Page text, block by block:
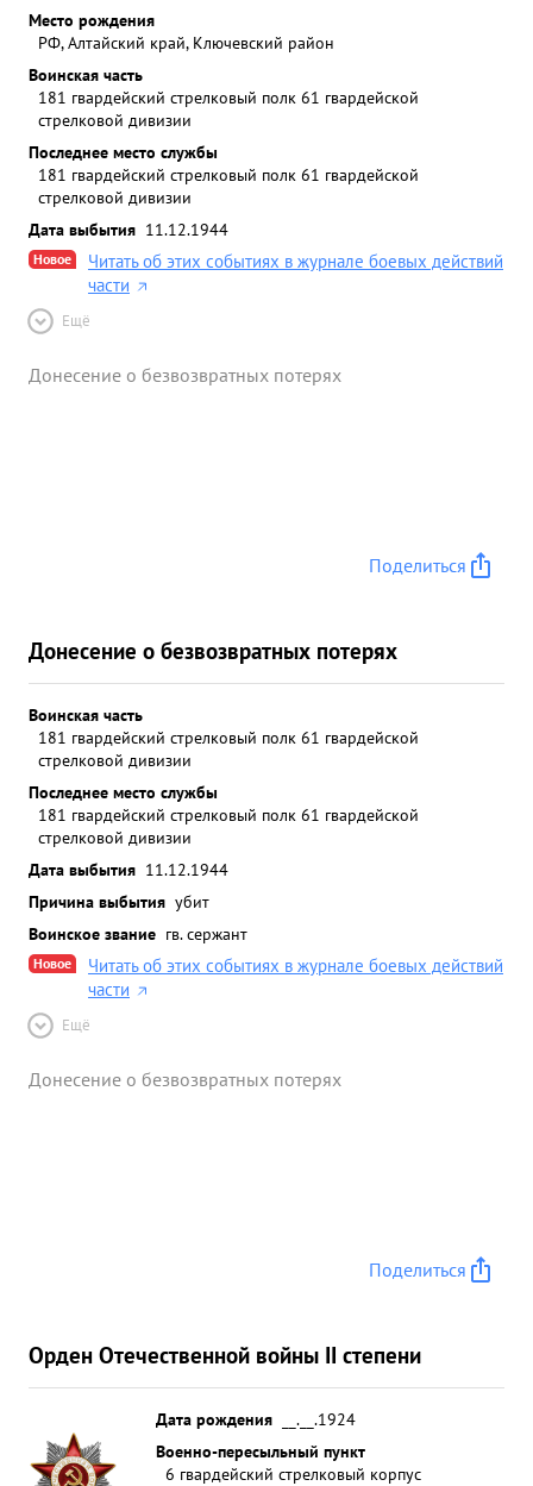
Место рождения
РФ, Алтайский край, Ключевский район
Воинская часть
181 гвардейский стрелковый полк 61 гвардейской
стрелковой дивизии
Последнее место службы
181 гвардейский стрелковый полк 61 гвардейской
стрелковой дивизии
Дата выбытия 11.12.1944
Новое
Читать об этих событиях в журнале боевых действий
части
Ещё
Донесение о безвозвратных потерях
Поделиться
Донесение о безвозвратных потерях
Воинская часть
181 гвардейский стрелковый полк 61 гвардейской
стрелковой дивизии
Последнее место службы
181 гвардейский стрелковый полк 61 гвардейской
стрелковой дивизии
Дата выбытия 11.12.1944
Причина выбытия убит
Воинское звание гв. сержант
Новое
Читать об этих событиях в журнале боевых действий
части
Ещё
Донесение о безвозвратных потерях
Поделиться
Орден Отечественной войны II степени
Дата рождения
__.__.1924
Военно-пересыльный пункт
6 гвардейский стрелковый корпус